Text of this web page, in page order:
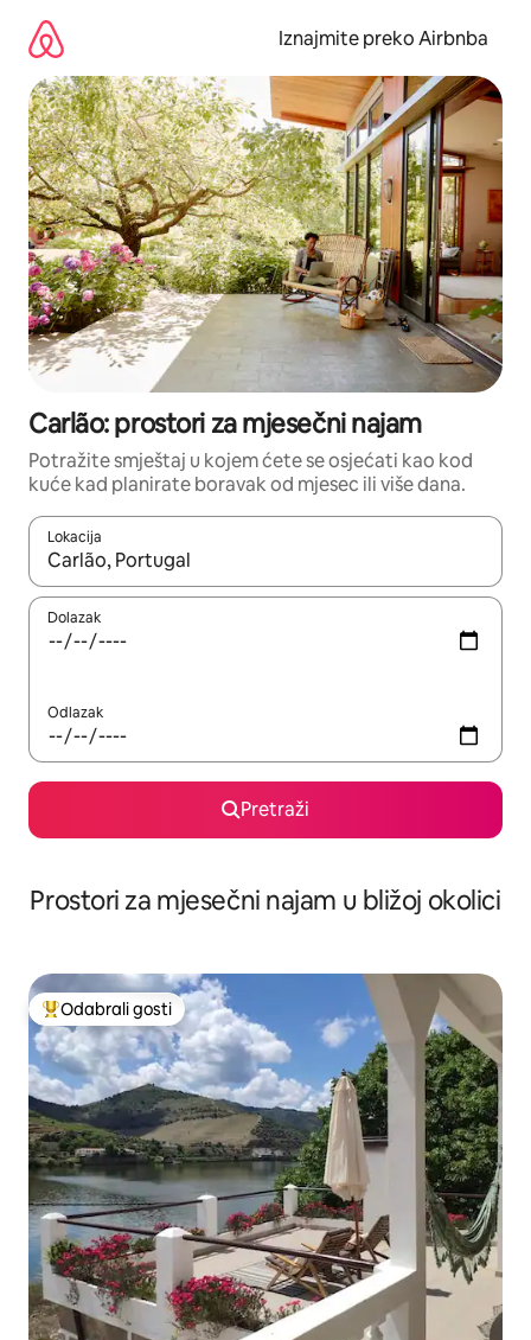
sadržaj
Iznajmite preko Airbnba
Carlão: prostori za mjesečni najam
Potražite smještaj u kojem ćete se osjećati kao kod
kuće kad planirate boravak od mjesec ili više dana.
Lokacija
Kada budu dostupni rezultati, moći ćete ih pregledati
Dolazak
Odlazak
Pretraži
Prostori za mjesečni najam u bližoj okolici
Među najviše rangiranima s oznakom „Odabrali gosti”
Odabrali gosti